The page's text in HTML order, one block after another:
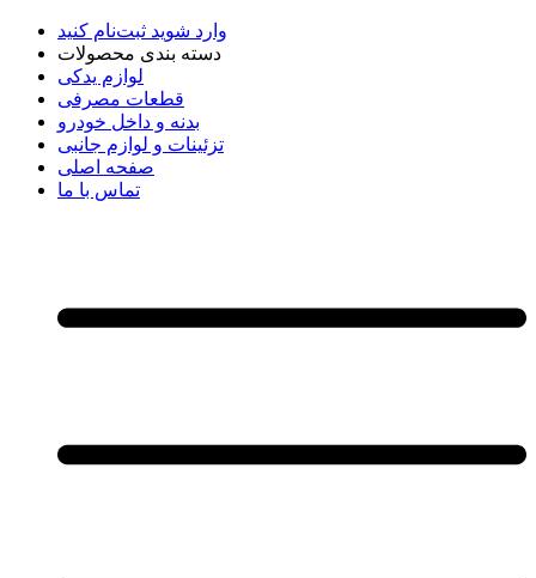
وارد شوید ثبت‌نام کنید
دسته بندی محصولات
لوازم یدکی
قطعات مصرفی
بدنه و داخل خودرو
تزئینات و لوازم جانبی
صفحه اصلی
تماس با ما